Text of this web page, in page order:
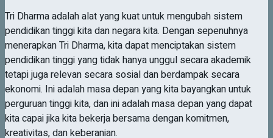
Tri Dharma adalah alat yang kuat untuk mengubah sistem
pendidikan tinggi kita dan negara kita. Dengan sepenuhnya
menerapkan Tri Dharma, kita dapat menciptakan sistem
pendidikan tinggi yang tidak hanya unggul secara akademik
tetapi juga relevan secara sosial dan berdampak secara
ekonomi. Ini adalah masa depan yang kita bayangkan untuk
perguruan tinggi kita, dan ini adalah masa depan yang dapat
kita capai jika kita bekerja bersama dengan komitmen,
kreativitas, dan keberanian.